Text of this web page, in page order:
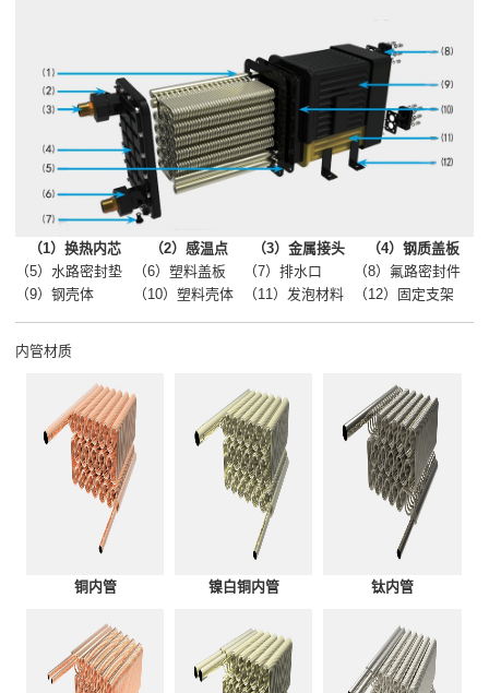
（1）换热内芯 （2）感温点 （3）金属接头
（4）钢质盖板
（5）水路密封垫
（6）塑料盖板 （7）排水口
（8）氟路密封件
（9）钢壳体
（10）塑料壳体 （11）发泡材料 （12）固定支架
内管材质
铜内管 镍白铜内管 钛内管